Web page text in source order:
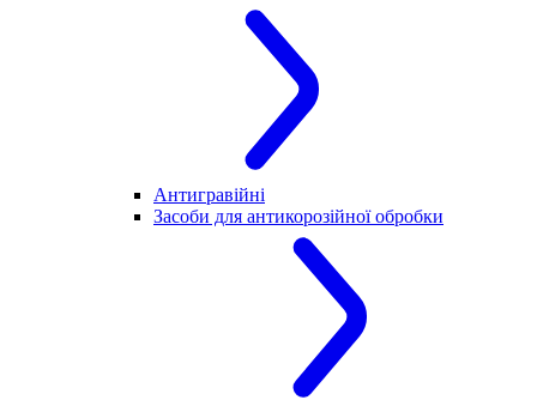
Антигравійні
Засоби для антикорозійної обробки